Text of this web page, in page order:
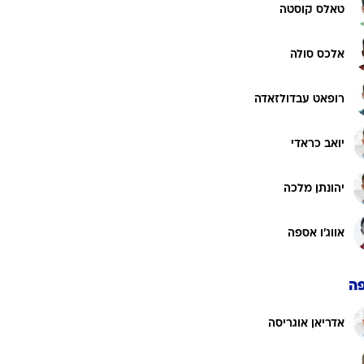
טאלס קוסטה
אלכס סולה
רופאט עבדולזאדה
יואב כראדי
יהונתן מלכה
אווג'ו אספה
אדריאן אוגריסה